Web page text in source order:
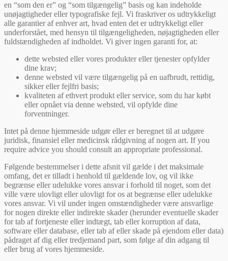
en “som den er” og “som tilgængelig” basis og kan indeholde
unøjagtigheder eller typografiske fejl. Vi fraskriver os udtrykkeligt
alle garantier af enhver art, hvad enten det er udtrykkeligt eller
underforstået, med hensyn til tilgængeligheden, nøjagtigheden eller
fuldstændigheden af indholdet. Vi giver ingen garanti for, at:
dette websted eller vores produkter eller tjenester opfylder
dine krav;
denne websted vil være tilgængelig på en uafbrudt, rettidig,
sikker eller fejlfri basis;
kvaliteten af ethvert produkt eller service, som du har købt
eller opnået via denne websted, vil opfylde dine
forventninger.
Intet på denne hjemmeside udgør eller er beregnet til at udgøre
juridisk, finansiel eller medicinsk rådgivning af nogen art. If you
require advice you should consult an appropriate professional.
Følgende bestemmelser i dette afsnit vil gælde i det maksimale
omfang, det er tilladt i henhold til gældende lov, og vil ikke
begrænse eller udelukke vores ansvar i forhold til noget, som det
ville være ulovligt eller ulovligt for os at begrænse eller udelukke
vores ansvar. Vi vil under ingen omstændigheder være ansvarlige
for nogen direkte eller indirekte skader (herunder eventuelle skader
for tab af fortjeneste eller indtægt, tab eller korruption af data,
software eller database, eller tab af eller skade på ejendom eller data)
pådraget af dig eller tredjemand part, som følge af din adgang til
eller brug af vores hjemmeside.